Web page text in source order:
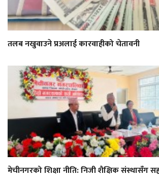
तलब नखुवाउने प्रअलाई कारवाहीको चेतावनी
मेचीनगरको शिक्षा नीति: निजी शैक्षिक संस्थासँग